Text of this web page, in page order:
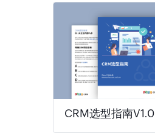
CRM选型指南V1.0